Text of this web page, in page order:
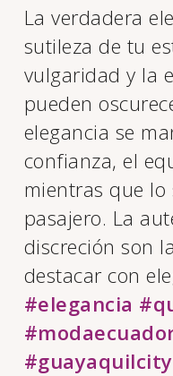
La verdadera
sutileza de tu
vulgaridad y la
pueden
elegancia se
confianza, el
mientras que lo
pasajero. La
discreción son
destacar con
#elegancia
#guayaquilcity